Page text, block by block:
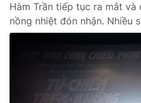
Hàm Trần tiếp tục ra mắt và
nồng nhiệt đón nhận. Nhiều